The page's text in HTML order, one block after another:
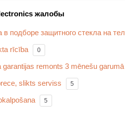
жалобы
подборе защитного стекла на
rīcība 0
garantijas remonts 3 mēnešu garumā
slikts serviss 5
5